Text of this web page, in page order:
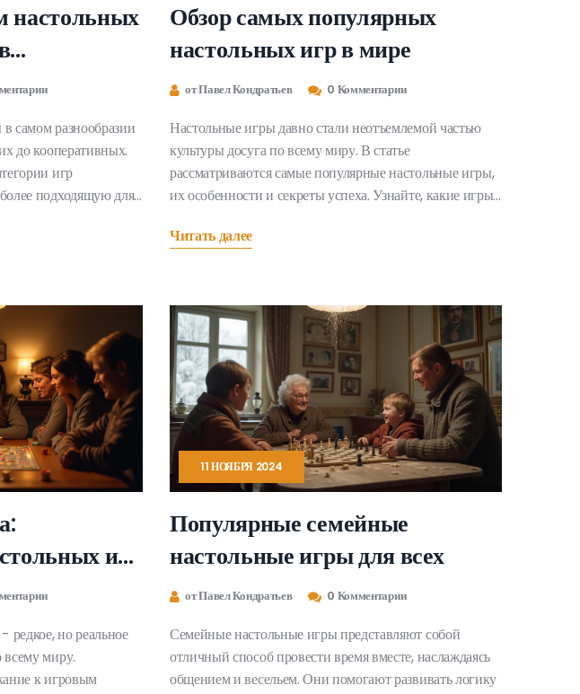
настольных
самом разнообразии
до кооперативных.
игр
подходящую для
игр
привлечет внимание
Обзор самых популярных
настольных игр в мире
от Павел Кондратьев 0 Комментарии
Настольные игры давно стали неотъемлемой частью
культуры досуга по всему миру. В статье
рассматриваются самые популярные настольные игры,
их особенности и секреты успеха. Узнайте, какие игры
затрагивают рынок настольных игр. Также
Читать далее
игр
редкое, но реальное
миру.
к игровым
11 НОЯБРЯ 2024
Популярные семейные
настольные игры для всех
от Павел Кондратьев 0 Комментарии
Семейные настольные игры представляют собой
отличный способ провести время вместе, наслаждаясь
общением и весельем. Они помогают развивать логику